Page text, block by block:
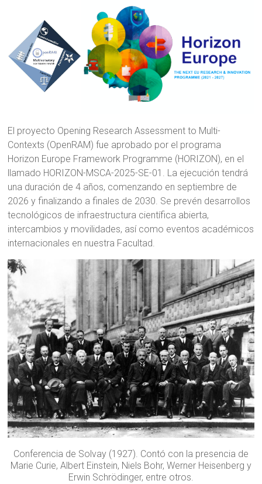
El proyecto Opening Research Assessment to Multi-
Contexts (OpenRAM) fue aprobado por el programa
Horizon Europe Framework Programme (HORIZON), en el
llamado HORIZON-MSCA-2025-SE-01. La ejecución tendrá
una duración de 4 años, comenzando en septiembre de
2026 y finalizando a finales de 2030. Se prevén desarrollos
tecnológicos de infraestructura científica abierta,
intercambios y movilidades, así como eventos académicos
internacionales en nuestra Facultad.
Conferencia de Solvay (1927). Contó con la presencia de
Marie Curie, Albert Einstein, Niels Bohr, Werner Heisenberg y
Erwin Schrödinger, entre otros.